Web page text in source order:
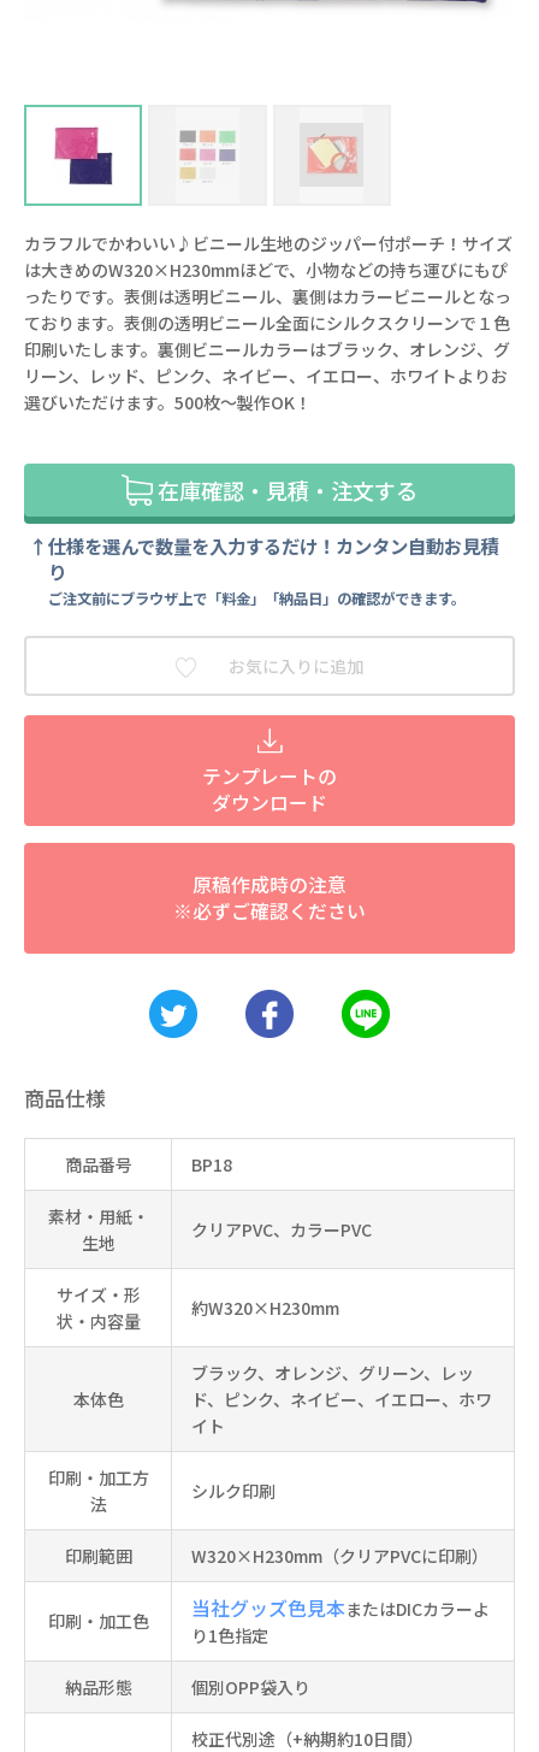
カラフルでかわいい♪ビニール生地のジッパー付ポーチ！サイズ
は大きめのW320×H230mmほどで、小物などの持ち運びにもぴ
ったりです。表側は透明ビニール、裏側はカラービニールとなっ
ております。表側の透明ビニール全面にシルクスクリーンで１色
印刷いたします。裏側ビニールカラーはブラック、オレンジ、グ
リーン、レッド、ピンク、ネイビー、イエロー、ホワイトよりお
選びいただけます。500枚～製作OK！
在庫確認・見積・注文する
仕様を選んで数量を入力するだけ！カンタン自動お見積
り
ご注文前にブラウザ上で「料金」「納品日」の確認ができます。
お気に入りに追加
テンプレートの
ダウンロード
原稿作成時の注意
※必ずご確認ください
商品仕様
商品番号 BP18
素材・用紙・
生地
クリアPVC、カラーPVC
サイズ・形
状・内容量
約W320×H230mm
本体色
ブラック、オレンジ、グリーン、レッ
ド、ピンク、ネイビー、イエロー、ホワ
イト
印刷・加工方
法
シルク印刷
印刷範囲 W320×H230mm（クリアPVCに印刷）
印刷・加工色 当社グッズ色見本またはDICカラーよ
り1色指定
納品形態 個別OPP袋入り
校正代別途（+納期約10日間）